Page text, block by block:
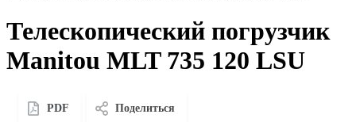
Телескопический погрузчик
Manitou MLT 735 120 LSU
PDF Поделиться